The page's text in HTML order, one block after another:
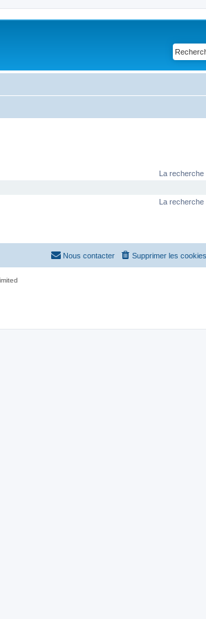
La recherche
La recherche
Supprimer les cookies
Nous contacter